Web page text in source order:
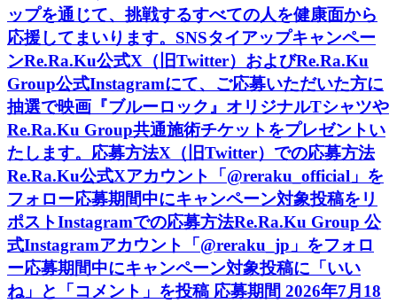
ップを通じて、挑戦するすべての人を健康面から
応援してまいります。SNSタイアップキャンペー
ンRe.Ra.Ku公式X（旧Twitter）およびRe.Ra.Ku
Group公式Instagramにて、ご応募いただいた方に
抽選で映画『ブルーロック』オリジナルTシャツや
Re.Ra.Ku Group共通施術チケットをプレゼントい
たします。応募方法X（旧Twitter）での応募方法
Re.Ra.Ku公式Xアカウント「@reraku_official」を
フォロー応募期間中にキャンペーン対象投稿をリ
ポストInstagramでの応募方法Re.Ra.Ku Group 公
式Instagramアカウント「@reraku_jp」をフォロ
ー応募期間中にキャンペーン対象投稿に「いい
ね」と「コメント」を投稿 応募期間 2026年7月18